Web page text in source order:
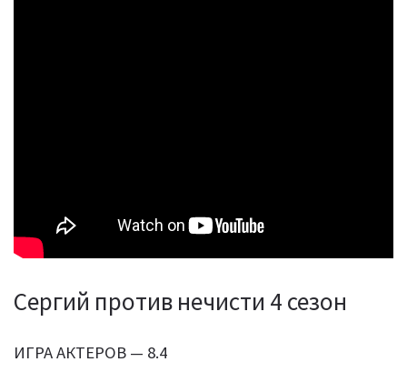
Сергий против нечисти 4 сезон
ИГРА АКТЕРОВ — 8.4